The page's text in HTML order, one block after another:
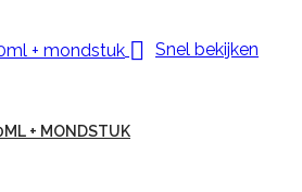
 Snel bekijken
+ MONDSTUK